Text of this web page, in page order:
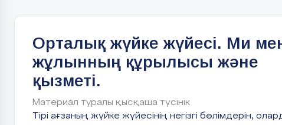
Орталық жүйке жүйесі. Ми
жұлынның құрылысы және
қызметі.
Материал туралы қысқаша түсінік
Тірі ағзаның жүйке жүйесінің негізгі бөлімдерін,